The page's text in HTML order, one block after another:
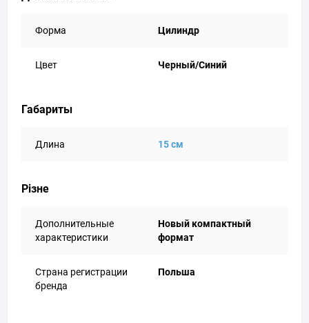
Форма Цилиндр
Цвет Черный/Синий
Габариты
Длина 15 см
Різне
Дополнительные
характеристики
Новый компактный
формат
Страна регистрации
бренда
Польша